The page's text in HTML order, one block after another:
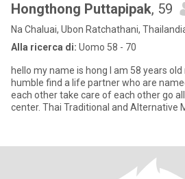
Hongthong Puttapipak, 59
Na Chaluai, Ubon Ratchathani,
Alla ricerca di: Uomo 58 - 70
hello my name is hong l am 58 years
humble find a life partner who are
each other take care of each other go
center. Thai Traditional and Alternative